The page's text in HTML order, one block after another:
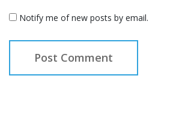
Notify me of new posts by email.